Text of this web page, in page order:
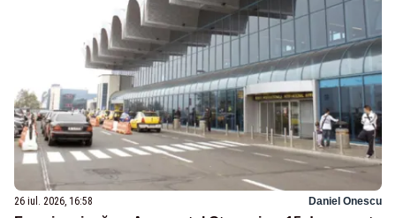
26 iul. 2026, 16:58 Daniel Onescu